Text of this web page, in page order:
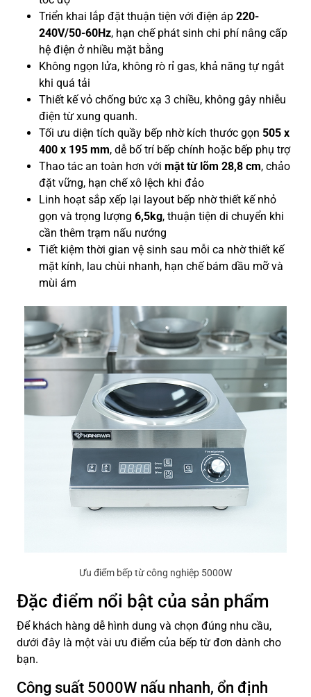
Triển khai lắp đặt thuận tiện với điện áp 220-
240V/50-60Hz, hạn chế phát sinh chi phí nâng cấp
hệ điện ở nhiều mặt bằng
Không ngọn lửa, không rò rỉ gas, khả năng tự ngắt
khi quá tải
Thiết kế vỏ chống bức xạ 3 chiều, không gây nhiễu
điện từ xung quanh.
Tối ưu diện tích quầy bếp nhờ kích thước gọn 505 x
400 x 195 mm, dễ bố trí bếp chính hoặc bếp phụ trợ
Thao tác an toàn hơn với mặt từ lõm 28,8 cm, chảo
đặt vững, hạn chế xô lệch khi đảo
Linh hoạt sắp xếp lại layout bếp nhờ thiết kế nhỏ
gọn và trọng lượng 6,5kg, thuận tiện di chuyển khi
cần thêm trạm nấu nướng
Tiết kiệm thời gian vệ sinh sau mỗi ca nhờ thiết kế
mặt kính, lau chùi nhanh, hạn chế bám dầu mỡ và
mùi ám
Ưu điểm bếp từ công nghiệp 5000W
Đặc điểm nổi bật của sản phẩm
Để khách hàng dễ hình dung và chọn đúng nhu cầu,
dưới đây là một vài ưu điểm của bếp từ đơn dành cho
bạn.
Công suất 5000W nấu nhanh, ổn định